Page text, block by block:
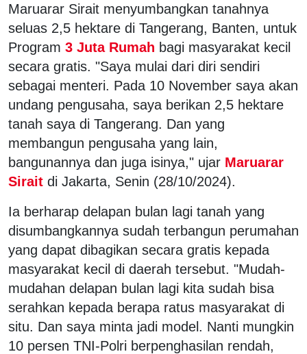
Maruarar Sirait menyumbangkan tanahnya
seluas 2,5 hektare di Tangerang, Banten, untuk
Program 3 Juta Rumah bagi masyarakat kecil
secara gratis. "Saya mulai dari diri sendiri
sebagai menteri. Pada 10 November saya akan
undang pengusaha, saya berikan 2,5 hektare
tanah saya di Tangerang. Dan yang
membangun pengusaha yang lain,
bangunannya dan juga isinya," ujar Maruarar
Sirait di Jakarta, Senin (28/10/2024).
Ia berharap delapan bulan lagi tanah yang
disumbangkannya sudah terbangun perumahan
yang dapat dibagikan secara gratis kepada
masyarakat kecil di daerah tersebut. "Mudah-
mudahan delapan bulan lagi kita sudah bisa
serahkan kepada berapa ratus masyarakat di
situ. Dan saya minta jadi model. Nanti mungkin
10 persen TNI-Polri berpenghasilan rendah,